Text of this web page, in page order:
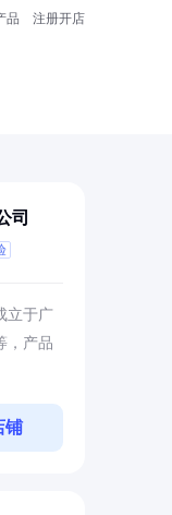
品 注册开店
司
立于广
，产品
铺